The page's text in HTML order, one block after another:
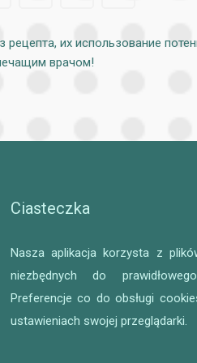
их использование
врачом!
Ciasteczka
Nasza aplikacja korzysta z
niezbędnych do
Preferencje co do obsługi
ustawieniach swojej przeglądarki.